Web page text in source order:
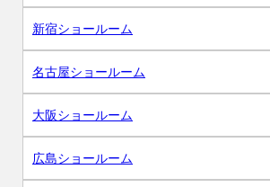
新宿ショールーム
名古屋ショールーム
大阪ショールーム
広島ショールーム